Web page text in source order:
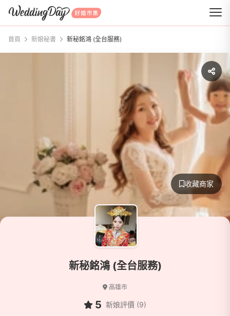
WeddingDay 好婚市集
首頁 新娘秘書 新秘銘鴻 (全台服務)
收藏商家
新秘銘鴻 (全台服務)
高雄市
5 新娘評價 (9)